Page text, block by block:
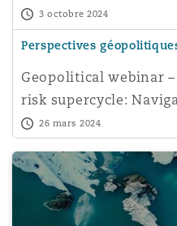
3 octobre 2024
Perspectives
Geopolitical webinar
risk supercycle:
business environm
26 mars 2024
Roundtable event: